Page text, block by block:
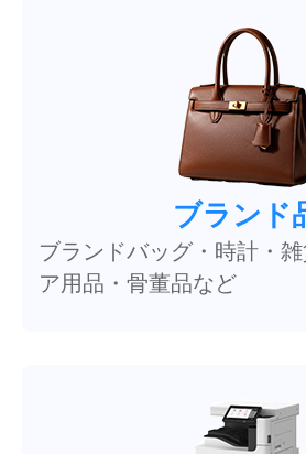
ブランド
ブランドバッグ・時計・
ア用品・骨董品など